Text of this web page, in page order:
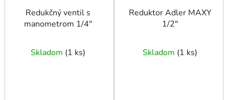
Redukčný ventil s
manometrom 1/4"
Skladom (1 ks)
Reduktor Adler MAXY
1/2″
Skladom (1 ks)